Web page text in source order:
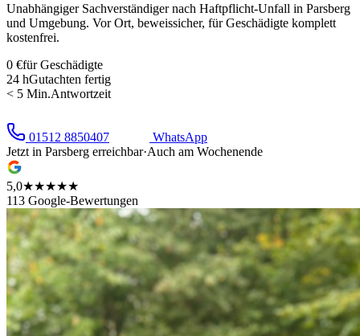
Unabhängiger Sachverständiger nach Haftpflicht-Unfall in Parsberg
und Umgebung. Vor Ort, beweissicher, für Geschädigte komplett
kostenfrei.
0 €für Geschädigte
24 hGutachten fertig
< 5 Min.Antwortzeit
01512 8850407
WhatsApp
Jetzt in Parsberg erreichbar·Auch am Wochenende
5,0★★★★★
113 Google-Bewertungen